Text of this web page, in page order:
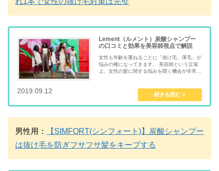
Lement（ルメント）炭酸シャンプー
の口コミと効果を美容師視点で解説
女性も年齢を重ねるごとに「抜け毛、薄毛」が
悩みの種になってきます。 美容師という立場
上、女性の髪に関する悩みを聞く機会が非常に
mentalmindful.com
2019.09.12
男性用：
【SIMFORT(シンフォート)】炭酸シャンプー
は抜け毛を防ぎフサフサ髪をキープする